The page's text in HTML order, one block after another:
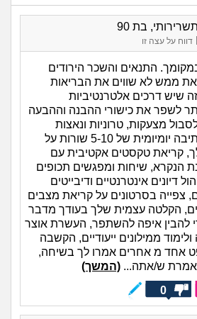
בת 90
דווח על עצה זו
התנאים והשכר הירודים
ממש לא שווים את הבריאות
שיש דרכים אלטרנטיביות
לשפר את כישורי ההבנה וההבעה
מצעקות, טרוניות ונאצות
מלקוחות עצבניים: כתיבה יומיומית של 5-10 שורות על
קריאת טקסטים אקטיבית עם
הנקרא, שיחות ומפגשים תכופים
דיונים אינטרנטיים ודיבייטים
צפייה בסרטונים על קריאת מצבים
הקלטה עצמית שלך בעודך מדבר
להבין איפה להשתפר, העשרת אוצר
ממילונים ייעודיים, הקשבה
אחד מ אחרים אמרו לך בשיחה,
אמרת ש/אתה... (המשך)
0